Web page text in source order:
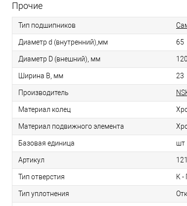
Прочие
Тип подшипников
Диаметр d (внутренний),мм 65
Диаметр D (внешний), мм 120
Ширина B, мм 23
Производитель
Материал колец
Материал подвижного элемента
Базовая единица шт
Артикул
Тип отверстия K
Тип уплотнения